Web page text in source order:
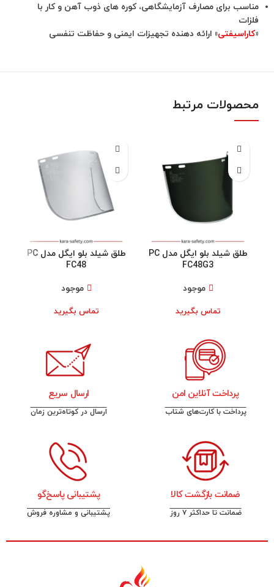
مناسب برای مصارف آزمایشگاهی، کوره های ذوب آهن و کار با
فلزات
«کاراسیفتی» ارائه دهنده تجهیزات ایمنی و حفاظت تنفسی
محصولات مرتبط
طلق شیلد بلو ایگل مدل PC
FC48G3
موجود
تماس بگیرید
طلق شیلد بلو ایگل مدل PC
FC48
موجود
تماس بگیرید
پرداخت آنلاین امن
پرداخت با کارت‌های شتاب
ارسال سریع
ارسال در کوتاه‌ترین زمان
ضمانت بازگشت کالا
ضمانت تا حداکثر ۷ روز
پشتیبانی پاسخ‌گو
پشتیبانی و مشاوره فروش